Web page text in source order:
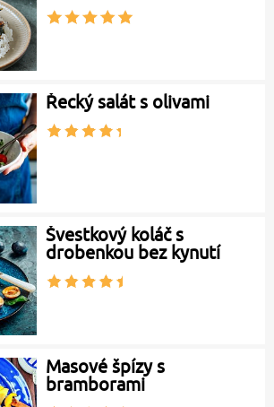
Řecký salát s olivami
Švestkový koláč s
drobenkou bez kynutí
Masové špízy s
bramborami